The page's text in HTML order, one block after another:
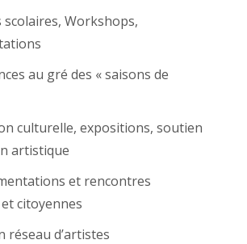
scolaires, Workshops,
au gré des « saisons de
culturelle, expositions, soutien
artistique
et rencontres
citoyennes
réseau d’artistes